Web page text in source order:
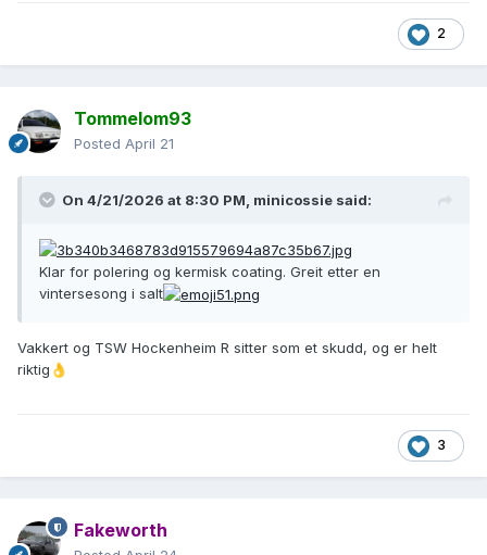
overrus så det holdt. Første gang jeg har sett ventilfjærer
knekt i flere deler
2
Tommelom93
Posted April 21
On 4/21/2026 at 8:30 PM, minicossie said:
Klar for polering og kermisk coating. Greit etter en
vintersesong i salt
Vakkert og TSW Hockenheim R sitter som et skudd, og er helt
riktig 👌
3
Fakeworth